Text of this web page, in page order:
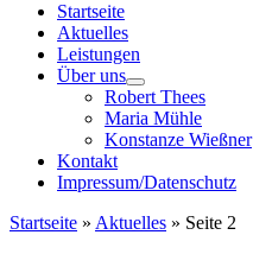
Startseite
Aktuelles
Leistungen
Über uns
Robert Thees
Maria Mühle
Konstanze Wießner
Kontakt
Impressum/Datenschutz
Startseite » Aktuelles » Seite 2